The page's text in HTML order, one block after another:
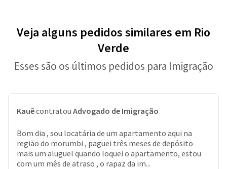
Veja alguns pedidos similares em Rio
Verde
Esses são os últimos pedidos para Imigração
Kauêcontratou Advogado de Imigração
Bom dia , sou locatária de um apartamento aqui na
região do morumbi , paguei três meses de depósito
mais um aluguel quando loquei o apartamento, estou
com um mês de atraso , o rapaz da im...